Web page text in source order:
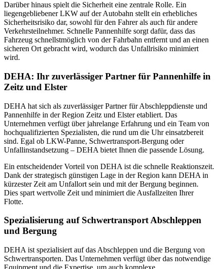
Darüber hinaus spielt die Sicherheit eine zentrale Rolle. Ein
liegengebliebener LKW auf der Autobahn stellt ein erhebliches
Sicherheitsrisiko dar, sowohl für den Fahrer als auch für andere
Verkehrsteilnehmer. Schnelle Pannenhilfe sorgt dafür, dass das
Fahrzeug schnellstmöglich von der Fahrbahn entfernt und an einen
sicheren Ort gebracht wird, wodurch das Unfallrisiko minimiert
wird.
DEHA: Ihr zuverlässiger Partner für Pannenhilfe in
Zeitz und Elster
DEHA hat sich als zuverlässiger Partner für Abschleppdienste und
Pannenhilfe in der Region Zeitz und Elster etabliert. Das
Unternehmen verfügt über jahrelange Erfahrung und ein Team von
hochqualifizierten Spezialisten, die rund um die Uhr einsatzbereit
sind. Egal ob LKW-Panne, Schwertransport-Bergung oder
Unfallinstandsetzung – DEHA bietet Ihnen die passende Lösung.
Ein entscheidender Vorteil von DEHA ist die schnelle Reaktionszeit.
Dank der strategisch günstigen Lage in der Region kann DEHA in
kürzester Zeit am Unfallort sein und mit der Bergung beginnen.
Dies spart wertvolle Zeit und minimiert die Ausfallzeiten Ihrer
Flotte.
Spezialisierung auf Schwertransport Abschleppen
und Bergung
DEHA ist spezialisiert auf das Abschleppen und die Bergung von
Schwertransporten. Das Unternehmen verfügt über das notwendige
Equipment und die Expertise, um auch komplexe